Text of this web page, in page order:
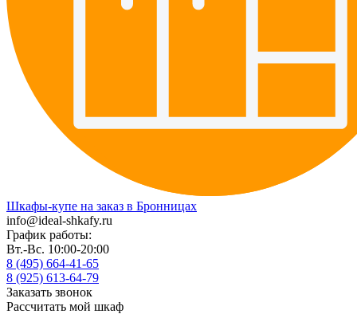
Шкафы-купе на заказ в Бронницах
info@ideal-shkafy.ru
График работы:
Вт.-Вс. 10:00-20:00
8 (495) 664-41-65
8 (925) 613-64-79
Заказать звонок
Рассчитать мой шкаф